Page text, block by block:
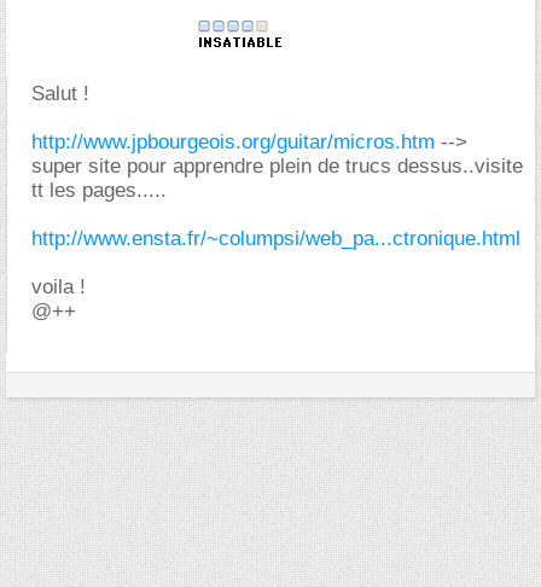
Salut !
http://www.jpbourgeois.org/guitar/micros.htm -->
super site pour apprendre plein de trucs dessus..visite
tt les pages.....
http://www.ensta.fr/~columpsi/web_pa...ctronique.html
voila !
@++